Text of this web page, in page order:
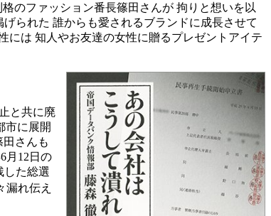
のファッション番長篠田さんが 拘りと想いを以
られた 誰からも愛されるブランドに成長させて
には 知人やお友達の女性に贈るプレゼントアイテ
と共に廃
市に展開
さんも
月12日の
した総選
漏れ伝え